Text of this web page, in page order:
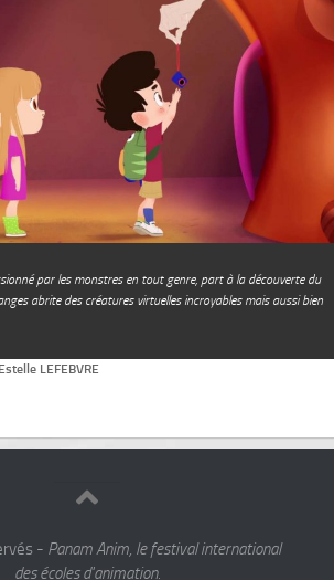
par les monstres en tout genre, part à la découverte du
abrite des créatures virtuelles incroyables mais aussi bien
LEFEBVRE
- Panam Anim, le festival international
des écoles d'animation.